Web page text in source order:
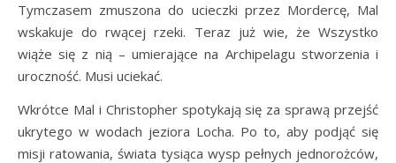
Tymczasem zmuszona do ucieczki przez Mordercę, Mal
wskakuje do rwącej rzeki. Teraz już wie, że Wszystko
wiąże się z nią – umierające na Archipelagu stworzenia i
uroczność. Musi uciekać.
Wkrótce Mal i Christopher spotykają się za sprawą przejść
ukrytego w wodach jeziora Locha. Po to, aby podjąć się
misji ratowania, świata tysiąca wysp pełnych jednorożców,